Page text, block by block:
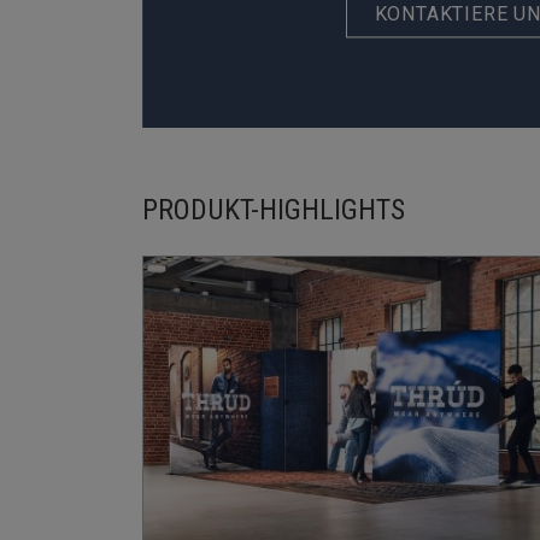
KONTAKTIERE
PRODUKT-HIGHLIGHTS